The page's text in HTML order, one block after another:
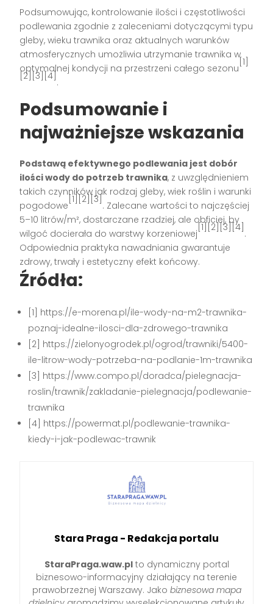
Podsumowując, kontrolowanie ilości i częstotliwości
podlewania zgodnie z zaleceniami dotyczącymi typu
gleby, wieku trawnika oraz aktualnych warunków
atmosferycznych umożliwia utrzymanie trawnika w
optymalnej kondycji na przestrzeni całego sezonu
[1]
[2][3][4]
.
Podsumowanie i
najważniejsze wskazania
Podstawą efektywnego podlewania jest dobór
ilości wody do potrzeb trawnika, z uwzględnieniem
takich czynników jak rodzaj gleby, wiek roślin i warunki
pogodowe
[1][2][3]
. Zalecane wartości to najczęściej
5–10 litrów/m², dostarczane rzadziej, ale obficiej, by
wilgoć docierała do warstwy korzeniowej
[1][2][3][4]
.
Odpowiednia praktyka nawadniania gwarantuje
zdrowy, trwały i estetyczny efekt końcowy.
Źródła:
[1] https://e-morena.pl/ile-wody-na-m2-trawnika-
poznaj-idealne-ilosci-dla-zdrowego-trawnika
[2] https://zielonyogrodek.pl/ogrod/trawniki/5400-
ile-litrow-wody-potrzeba-na-podlanie-1m-trawnika
[3] https://www.compo.pl/doradca/pielegnacja-
roslin/trawnik/zakladanie-pielegnacja/podlewanie-
trawnika
[4] https://powermat.pl/podlewanie-trawnika-
kiedy-i-jak-podlewac-trawnik
Stara Praga - Redakcja portalu
StaraPraga.waw.plto dynamiczny portal
biznesowo-informacyjny działający na terenie
prawobrzeżnej Warszawy. Jako biznesowa mapa